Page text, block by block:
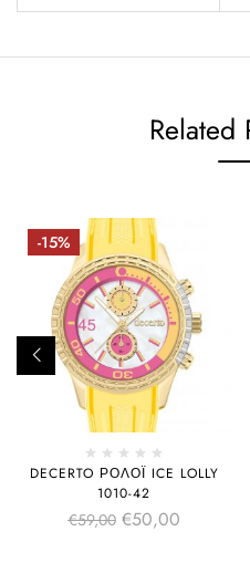
Related
-15%
DECERTO ΡΟΛΌΙ ICE LOLLY
1010-42
€59,00 €50,00